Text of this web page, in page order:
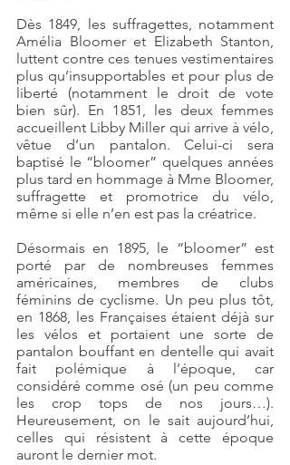
Dès 1849, les suffragettes, notamment
Amélia Bloomer et Elizabeth Stanton,
luttent contre ces tenues vestimentaires
plus qu’insupportables et pour plus de
liberté (notamment le droit de vote
bien sûr). En 1851, les deux femmes
accueillent Libby Miller qui arrive à vélo,
vêtue d’un pantalon. Celui-ci sera
baptisé le “bloomer” quelques années
plus tard en hommage à Mme Bloomer,
suffragette et promotrice du vélo,
même si elle n’en est pas la créatrice.
Désormais en 1895, le “bloomer” est
porté par de nombreuses femmes
américaines, membres de clubs
féminins de cyclisme. Un peu plus tôt,
en 1868, les Françaises étaient déjà sur
les vélos et portaient une sorte de
pantalon bouffant en dentelle qui avait
fait polémique à l’époque, car
considéré comme osé (un peu comme
les crop tops de nos jours…).
Heureusement, on le sait aujourd’hui,
celles qui résistent à cette époque
auront le dernier mot.